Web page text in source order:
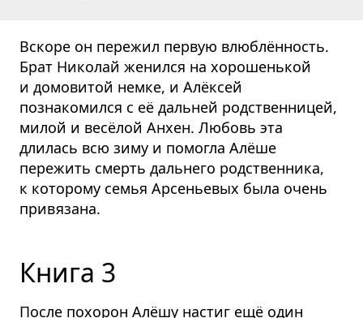
Вскоре он пережил первую влюблённость.
Брат Николай женился на хорошенькой
и домовитой немке, и Алёксей
познакомился с её дальней родственницей,
милой и весёлой Анхен. Любовь эта
длилась всю зиму и помогла Алёше
пережить смерть дальнего родственника,
к которому семья Арсеньевых была очень
привязана.
Книга 3
После похорон Алёшу настиг ещё один